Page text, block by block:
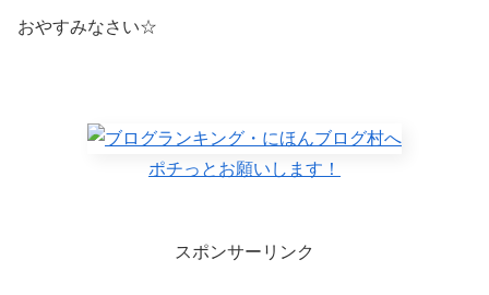
おやすみなさい☆
ポチっとお願いします！
スポンサーリンク